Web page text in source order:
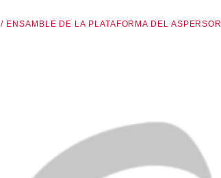
/ ENSAMBLE DE LA PLATAFORMA DEL ASPERSOR